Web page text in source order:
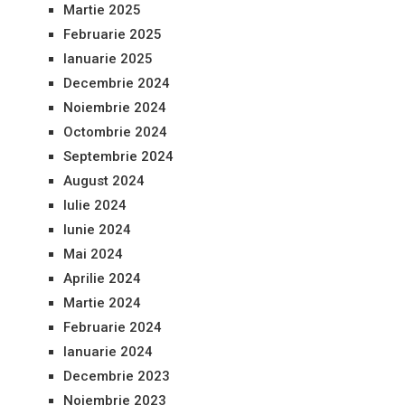
Martie 2025
Februarie 2025
Ianuarie 2025
Decembrie 2024
Noiembrie 2024
Octombrie 2024
Septembrie 2024
August 2024
Iulie 2024
Iunie 2024
Mai 2024
Aprilie 2024
Martie 2024
Februarie 2024
Ianuarie 2024
Decembrie 2023
Noiembrie 2023